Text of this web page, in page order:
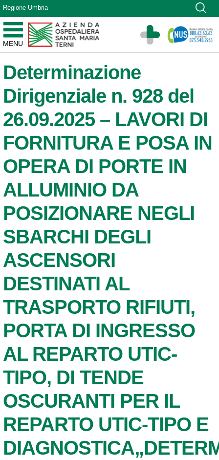
Vai ai contenuti
Vai al menu di navigazione
Vai al footer
Regione Umbria
MENU
Azienda Ospedaliera Santa Maria di Terni
Sito Istituzionale
Determinazione
Dirigenziale n. 928 del
26.09.2025 – LAVORI DI
FORNITURA E POSA IN
OPERA DI PORTE IN
ALLUMINIO DA
POSIZIONARE NEGLI
SBARCHI DEGLI
ASCENSORI
DESTINATI AL
TRASPORTO RIFIUTI,
PORTA DI INGRESSO
AL REPARTO UTIC-
TIPO, DI TENDE
OSCURANTI PER IL
REPARTO UTIC-TIPO E